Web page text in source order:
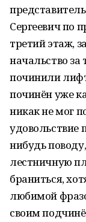
Сергеевич по
третий этаж,
начальство за
починили
починён уже
никак не мог
удовольствие
нибудь
лестничную
браниться,
любимой
своим